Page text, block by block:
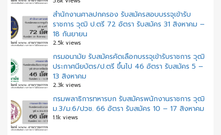
สํานักงานศาลปกครอง รับสมัครสอบบรรจุเข้ารับ
ราชการ วุฒิ ป.ตรี 72 อัตรา รับสมัคร 31 สิงหาคม –
18 กันยายน
2.5k views
กรมอนามัย รับสมัครคัดเลือกบรรจุเข้ารับราชการ วุฒิ
ประกาศนียบัตร/ป.ตรี ขึ้นไป 46 อัตรา รับสมัคร 5 –
13 สิงหาคม
2.3k views
กรมพลาธิการทหารบก รับสมัครพนักงานราชการ วุฒิ
ม.3/ม.6/ปวช. 66 อัตรา รับสมัคร 10 – 17 สิงหาคม
1.1k views